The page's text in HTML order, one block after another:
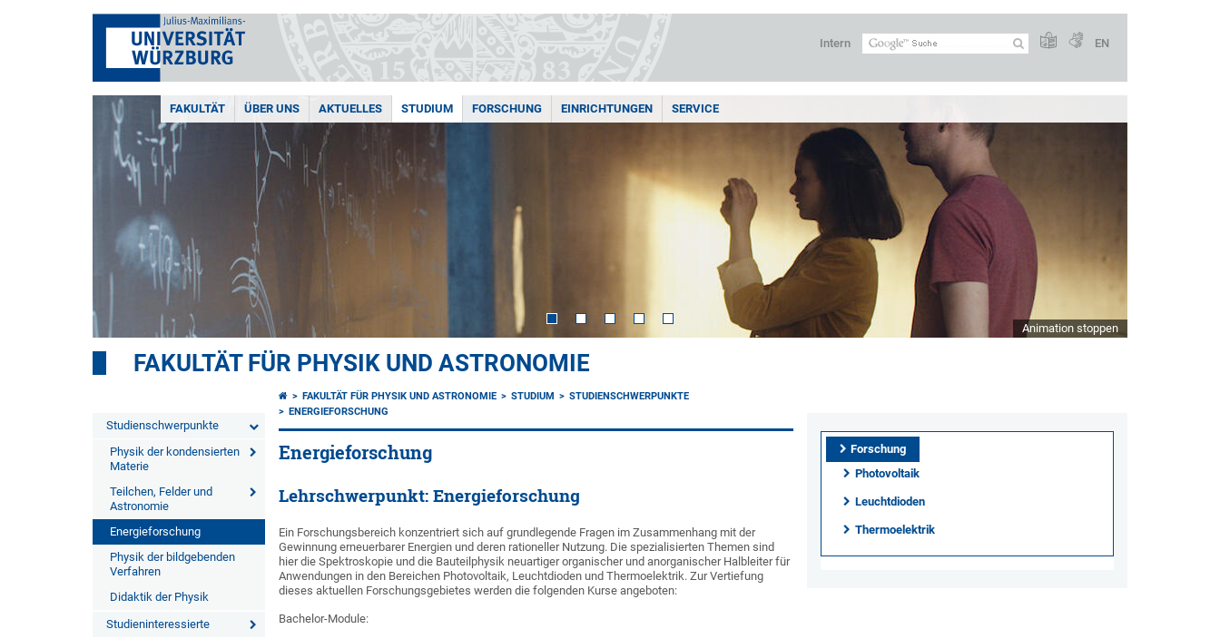
Intern EN
FAKULTÄT ÜBER UNS AKTUELLES STUDIUM FORSCHUNG EINRICHTUNGEN SERVICE
Animation stoppen
FAKULTÄT FÜR PHYSIK UND ASTRONOMIE
Studienschwerpunkte
Physik der kondensierten
Materie
Teilchen, Felder und
Astronomie
Energieforschung
Physik der bildgebenden
Verfahren
Didaktik der Physik
Studieninteressierte
FAKULTÄT FÜR PHYSIK UND ASTRONOMIE STUDIUM
STUDIENSCHWERPUNKTE
ENERGIEFORSCHUNG
Energieforschung
Lehrschwerpunkt: Energieforschung
Ein Forschungsbereich konzentriert sich auf grundlegende Fragen im Zusammenhang mit der
Gewinnung erneuerbarer Energien und deren rationeller Nutzung. Die spezialisierten Themen sind
hier die Spektroskopie und die Bauteilphysik neuartiger organischer und anorganischer Halbleiter für
Anwendungen in den Bereichen Photovoltaik, Leuchtdioden und Thermoelektrik. Zur Vertiefung
dieses aktuellen Forschungsgebietes werden die folgenden Kurse angeboten:
Bachelor-Module:
Forschung
Photovoltaik
Leuchtdioden
Thermoelektrik